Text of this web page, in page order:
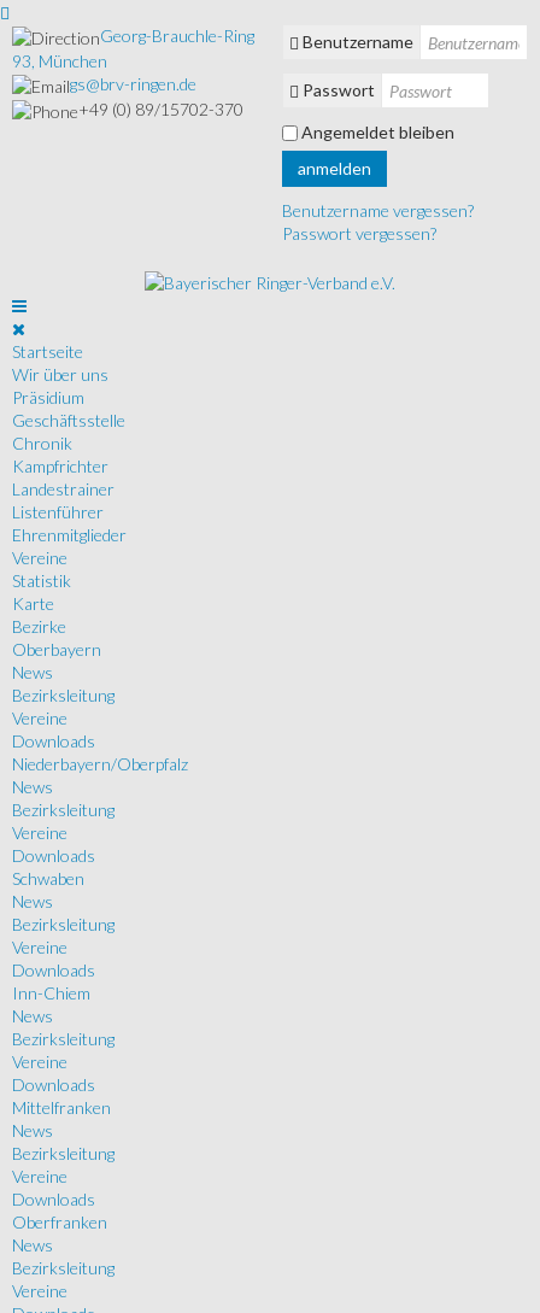
Georg-Brauchle-Ring
93, München
gs@brv-ringen.de
+49 (0) 89/15702-370
Benutzername
Passwort
Angemeldet bleiben
anmelden
Benutzername vergessen?
Passwort vergessen?
Startseite
Wir über uns
Präsidium
Geschäftsstelle
Chronik
Kampfrichter
Landestrainer
Listenführer
Ehrenmitglieder
Vereine
Statistik
Karte
Bezirke
Oberbayern
News
Bezirksleitung
Vereine
Downloads
Niederbayern/Oberpfalz
News
Bezirksleitung
Vereine
Downloads
Schwaben
News
Bezirksleitung
Vereine
Downloads
Inn-Chiem
News
Bezirksleitung
Vereine
Downloads
Mittelfranken
News
Bezirksleitung
Vereine
Downloads
Oberfranken
News
Bezirksleitung
Vereine